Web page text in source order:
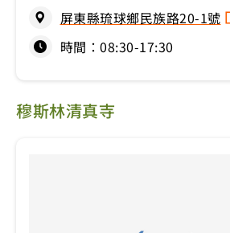
屏東縣琉球鄉民族路20-1號
時間：08:30-17:30
穆斯林清真寺